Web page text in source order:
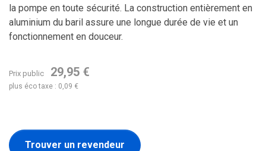
la pompe en toute sécurité. La construction entièrement en
aluminium du baril assure une longue durée de vie et un
fonctionnement en douceur.
Prix public 29,95 €
plus éco taxe : 0,09 €
Trouver un revendeur